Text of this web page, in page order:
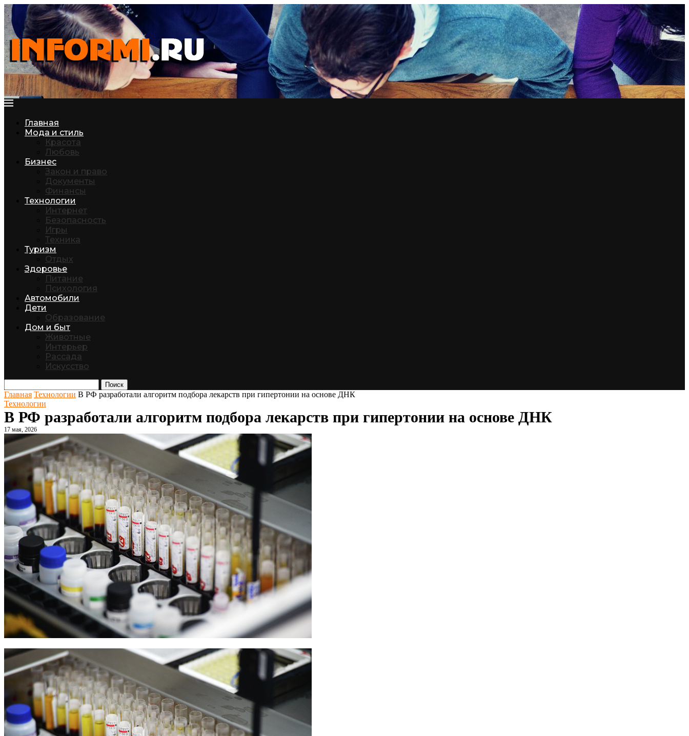
Главная
Мода и стиль
Красота
Любовь
Бизнес
Закон и право
Документы
Финансы
Технологии
Интернет
Безопасность
Игры
Техника
Туризм
Отдых
Здоровье
Питание
Психология
Автомобили
Дети
Образование
Дом и быт
Животные
Интерьер
Рассада
Искусство
Поиск
Главная Технологии В РФ разработали алгоритм подбора лекарств при гипертонии на основе ДНК
Технологии
В РФ разработали алгоритм подбора лекарств при гипертонии на основе ДНК
17 мая, 2026